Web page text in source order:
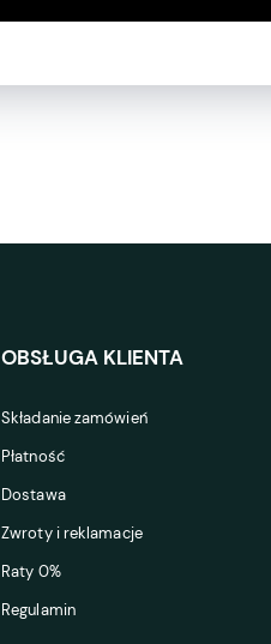
OBSŁUGA KLIENTA
Składanie zamówień
Płatność
Dostawa
Zwroty i reklamacje
Raty 0%
Regulamin